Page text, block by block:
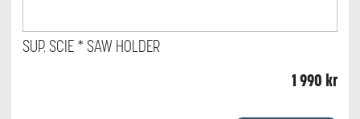
SUP. SCIE * SAW HOLDER
1 990 kr